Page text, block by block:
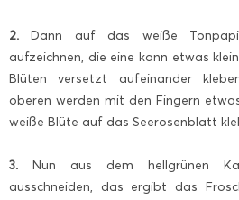
2. Dann auf das weiße
aufzeichnen, die eine kann etwas
Blüten versetzt aufeinander
oberen werden mit den Fingern
weiße Blüte auf das Seerosenblatt
3. Nun aus dem hellgrünen
ausschneiden, das ergibt das